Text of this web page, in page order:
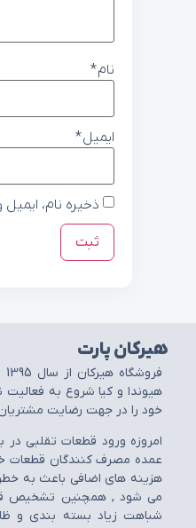
نام*
ایمیل*
ذخیره نام،
هیرکان پارت
هيوندا و کيا شروع به
خود را در جهت رضايت
امروزه ورود قطعات تقلبي در
عمده مصرف کنندگان قطعات
هزينه هاي اضافي باعث به
مي شود , همچنين تشخيص
شباهت زياد بسته بندي و